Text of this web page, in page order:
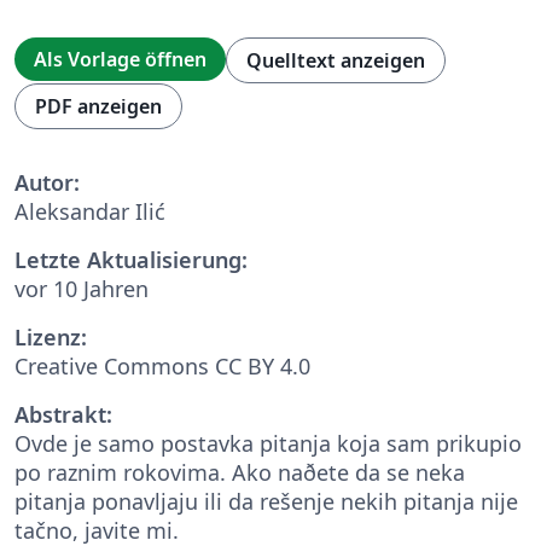
Als Vorlage öffnen
Quelltext anzeigen
PDF anzeigen
Autor:
Aleksandar Ilić
Letzte Aktualisierung:
vor 10 Jahren
Lizenz:
Creative Commons CC BY 4.0
Abstrakt:
Ovde je samo postavka pitanja koja sam prikupio
po raznim rokovima. Ako naðete da se neka
pitanja ponavljaju ili da rešenje nekih pitanja nije
tačno, javite mi.